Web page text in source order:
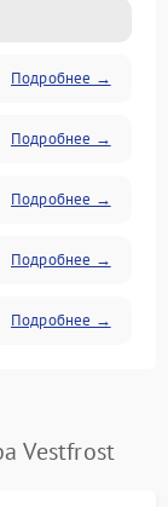
Подробнее →
Подробнее →
Подробнее →
Подробнее →
Подробнее →
Vestfrost